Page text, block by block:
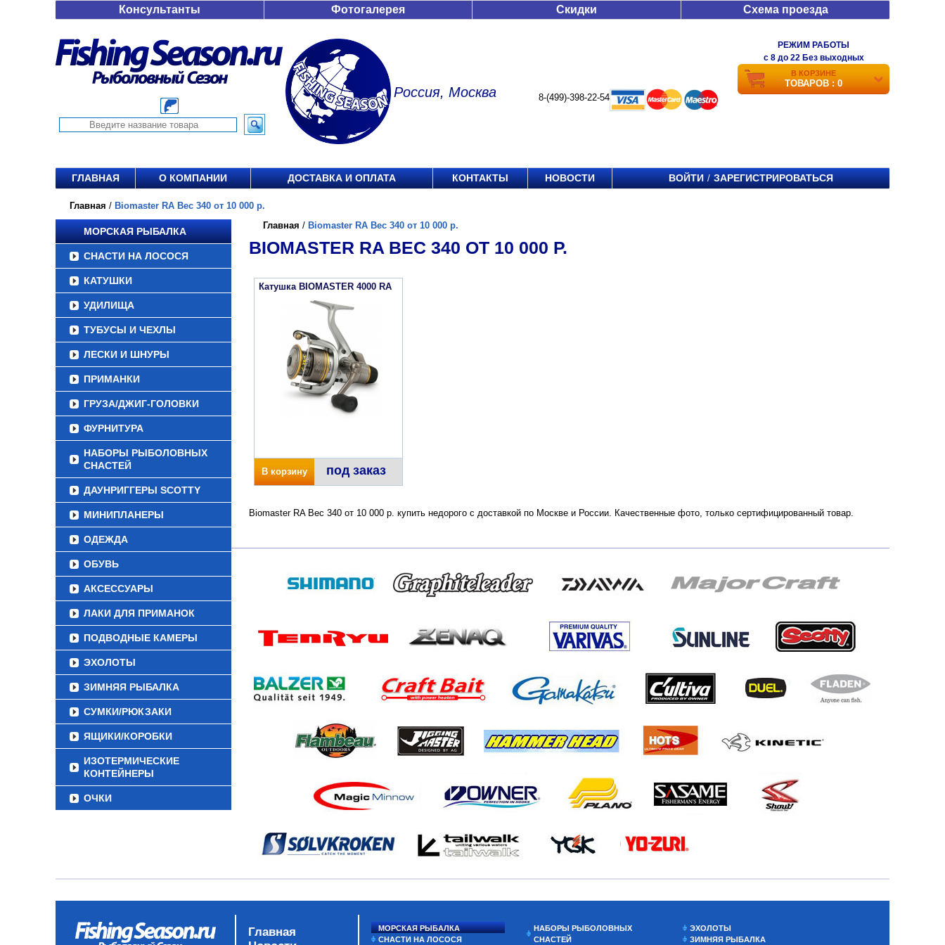
Консультанты Фотогалерея Скидки Схема проезда
Россия, Москва 8-(499)-398-22-54
РЕЖИМ РАБОТЫ
c 8 до 22 Без выходных
В КОРЗИНЕ
ТОВАРОВ : 0
ГЛАВНАЯ О КОМПАНИИ ДОСТАВКА И ОПЛАТА КОНТАКТЫ НОВОСТИ ВОЙТИ / ЗАРЕГИСТРИРОВАТЬСЯ
Главная / Biomaster RA Вес 340 от 10 000 р.
МОРСКАЯ РЫБАЛКА
СНАСТИ НА ЛОСОСЯ
КАТУШКИ
УДИЛИЩА
ТУБУСЫ И ЧЕХЛЫ
ЛЕСКИ И ШНУРЫ
ПРИМАНКИ
ГРУЗА/ДЖИГ-ГОЛОВКИ
ФУРНИТУРА
НАБОРЫ РЫБОЛОВНЫХ
СНАСТЕЙ
ДАУНРИГГЕРЫ SCOTTY
МИНИПЛАНЕРЫ
ОДЕЖДА
ОБУВЬ
АКСЕССУАРЫ
ЛАКИ ДЛЯ ПРИМАНОК
ПОДВОДНЫЕ КАМЕРЫ
ЭХОЛОТЫ
ЗИМНЯЯ РЫБАЛКА
СУМКИ/РЮКЗАКИ
ЯЩИКИ/КОРОБКИ
ИЗОТЕРМИЧЕСКИЕ
КОНТЕЙНЕРЫ
ОЧКИ
Главная / Biomaster RA Вес 340 от 10 000 р.
BIOMASTER RA ВЕС 340 ОТ 10 000 Р.
Катушка BIOMASTER 4000 RA
В корзину под заказ
Biomaster RA Вес 340 от 10 000 р. купить недорого с доставкой по Москве и России. Качественные фото, только сертифицированный товар.
Главная
МОРСКАЯ РЫБАЛКА
СНАСТИ НА ЛОСОСЯ
НАБОРЫ РЫБОЛОВНЫХ
СНАСТЕЙ
ЭХОЛОТЫ
ЗИМНЯЯ РЫБАЛКА